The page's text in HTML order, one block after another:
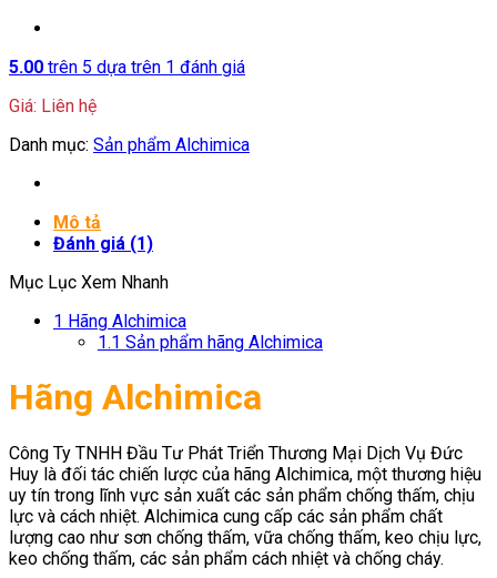
5.00 trên 5 dựa trên 1 đánh giá
Giá: Liên hệ
Danh mục: Sản phẩm Alchimica
Mô tả
Đánh giá (1)
Mục Lục Xem Nhanh
1 Hãng Alchimica
1.1 Sản phẩm hãng Alchimica
Hãng Alchimica
Công Ty TNHH Đầu Tư Phát Triển Thương Mại Dịch Vụ Đức
Huy là đối tác chiến lược của hãng Alchimica, một thương hiệu
uy tín trong lĩnh vực sản xuất các sản phẩm chống thấm, chịu
lực và cách nhiệt. Alchimica cung cấp các sản phẩm chất
lượng cao như sơn chống thấm, vữa chống thấm, keo chịu lực,
keo chống thấm, các sản phẩm cách nhiệt và chống cháy.